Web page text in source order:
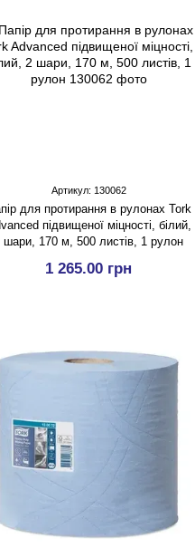
Артикул: 130062
для протирання в рулонах Tork
підвищеної міцності, білий,
шари, 170 м, 500 листів, 1 рулон
1 265.00 грн